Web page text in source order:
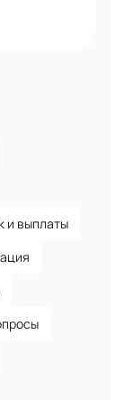
и выплаты